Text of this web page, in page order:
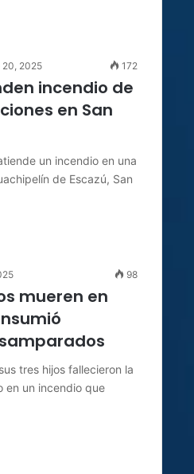
20, 2025 172
incendio de
en San
un incendio en una
de Escazú, San
98
mueren en
tres hijos fallecieron la
en un incendio que